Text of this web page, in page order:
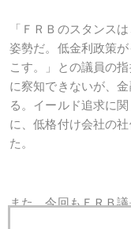
「ＦＲＢのスタンス
姿勢だ。低金利政策
こす。」との議員の
に察知できないが、
る。イールド追求に
に、低格付け会社の
た。
また、今回もＦＲＢ